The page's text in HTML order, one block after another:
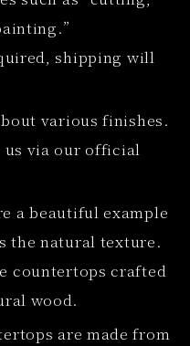
shipping will
various finishes.
us via our official
a beautiful example
the natural texture.
countertops crafted
wood.
are made from